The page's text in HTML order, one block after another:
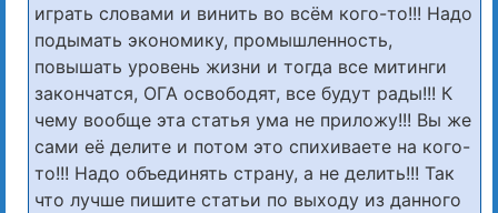
играть словами и винить во всём кого-то!!! Надо
подымать экономику, промышленность,
повышать уровень жизни и тогда все митинги
закончатся, ОГА освободят, все будут рады!!! К
чему вообще эта статья ума не приложу!!! Вы же
сами её делите и потом это спихиваете на кого-
то!!! Надо объединять страну, а не делить!!! Так
что лучше пишите статьи по выходу из данного